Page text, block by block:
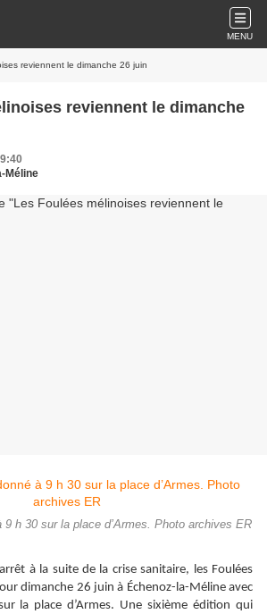
MENU
reviennent le dimanche 26 juin
reviennent le dimanche
Méline
9 h 30 sur la place d’Armes. Photo archives ER
à la suite de la crise sanitaire, les Foulées
dimanche 26 juin à Échenoz-la-Méline avec
la place d’Armes. Une sixième édition qui